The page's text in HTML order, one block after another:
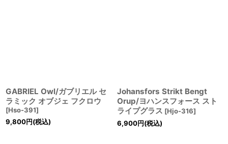
GABRIEL Owl/ガブリエル セ
ラミック オブジェ フクロウ
[Hso-391]
9,800円(税込)
Johansfors Strikt Bengt
Orup/ヨハンスフォース スト
ライプグラス [Hjo-316]
6,900円(税込)